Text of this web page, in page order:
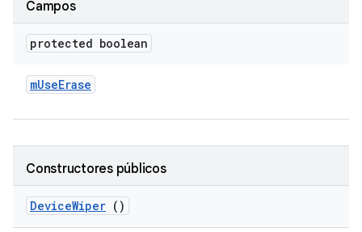
Campos
protected boolean
mUseErase
Constructores públicos
DeviceWiper ()